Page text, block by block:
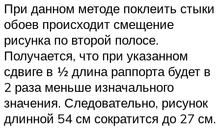
При данном методе поклеить стыки
обоев происходит смещение
рисунка по второй полосе.
Получается, что при указанном
сдвиге в ½ длина раппорта будет в
2 раза меньше изначального
значения. Следовательно, рисунок
длинной 54 см сократится до 27 см.